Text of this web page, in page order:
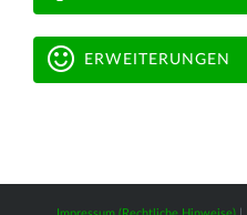
ERWEITERUNGEN